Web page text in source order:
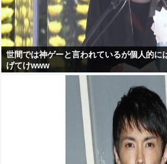
世間では神ゲーと言われているが個人的に
げてけwww